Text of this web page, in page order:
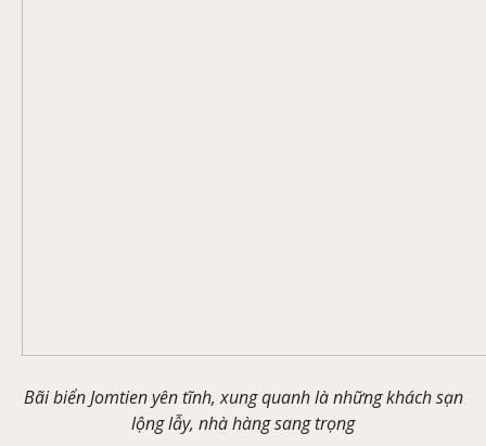
Bãi biển Jomtien yên tĩnh, xung quanh là những khách sạn
lộng lẫy, nhà hàng sang trọng